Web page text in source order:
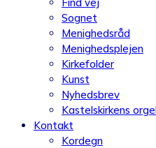
Sognet
Menighedsråd
Menighedsplejen
Kirkefolder
Kunst
Nyhedsbrev
Kastelskirkens
Kontakt
Kordegn